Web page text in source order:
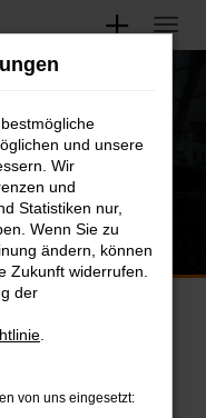
und unsere
Wir
und
Statistiken nur,
Wenn Sie zu
ändern, können
Zukunft widerrufen.
der
von uns eingesetzt: